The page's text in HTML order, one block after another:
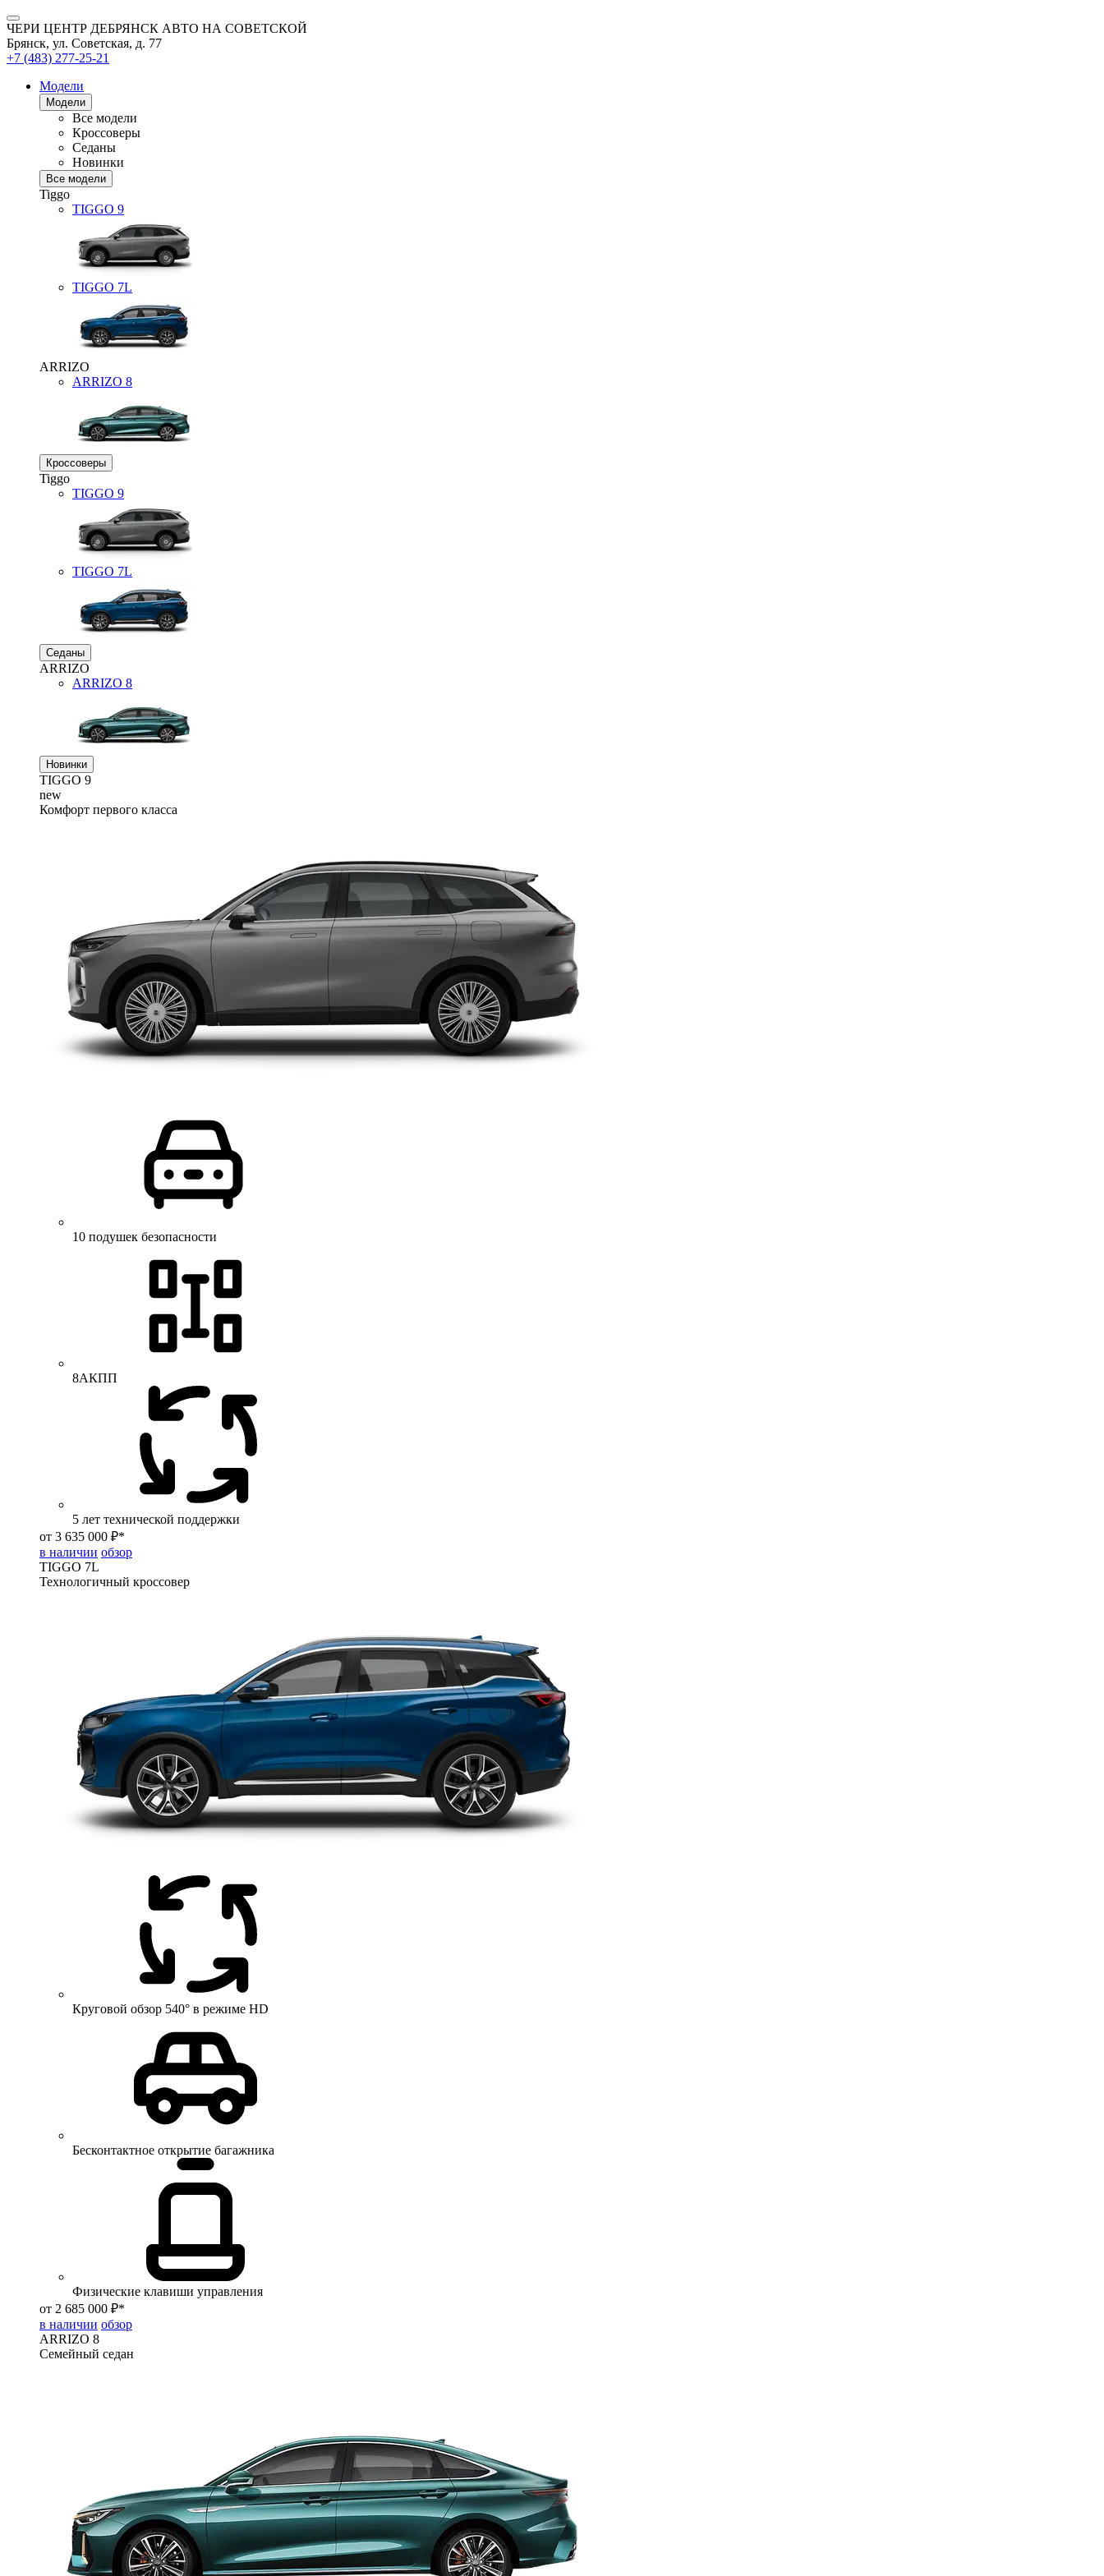
ЧЕРИ ЦЕНТР ДЕБРЯНСК АВТО НА СОВЕТСКОЙ
Брянск, ул. Советская, д. 77
+7 (483) 277-25-21
Модели
Модели
Все модели
Кроссоверы
Седаны
Новинки
Все модели
Tiggo
TIGGO 9
TIGGO 7L
ARRIZO
ARRIZO 8
Кроссоверы
Tiggo
TIGGO 9
TIGGO 7L
Седаны
ARRIZO
ARRIZO 8
Новинки
TIGGO 9
new
Комфорт первого класса
10 подушек безопасности
8АКПП
5 лет технической поддержки
от 3 635 000 ₽*
в наличии обзор
TIGGO 7L
Технологичный кроссовер
Круговой обзор 540° в режиме HD
Бесконтактное открытие багажника
Физические клавиши управления
от 2 685 000 ₽*
в наличии обзор
ARRIZO 8
Семейный седан